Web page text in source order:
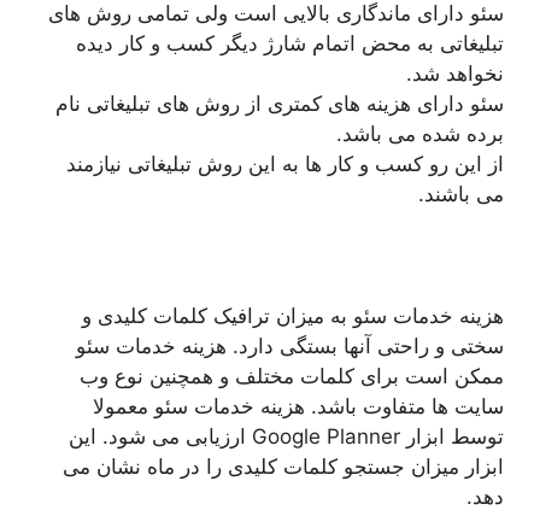
سئو دارای ماندگاری بالایی است ولی تمامی روش های
تبلیغاتی به محض اتمام شارژ دیگر کسب و کار دیده
نخواهد شد.
سئو دارای هزینه های کمتری از روش های تبلیغاتی نام
برده شده می باشد.
از این رو کسب و کار ها به این روش تبلیغاتی نیازمند
می باشند.
هزینه خدمات سئو به میزان ترافیک کلمات کلیدی و
سختی و راحتی آنها بستگی دارد. هزینه خدمات سئو
ممکن است برای کلمات مختلف و همچنین نوع وب
سایت ها متفاوت باشد. هزینه خدمات سئو معمولا
توسط ابزار Google Planner ارزیابی می شود. این
ابزار میزان جستجو کلمات کلیدی را در ماه نشان می
دهد.